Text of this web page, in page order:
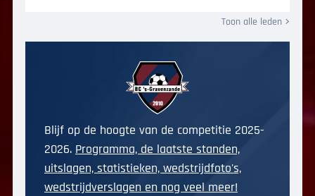
Toon alle leden
Blijf op de hoogte van de competitie 2025-
2026. Programma, de laatste standen,
uitslagen, statistieken, wedstrijdfoto's,
wedstrijdverslagen en nog veel meer!